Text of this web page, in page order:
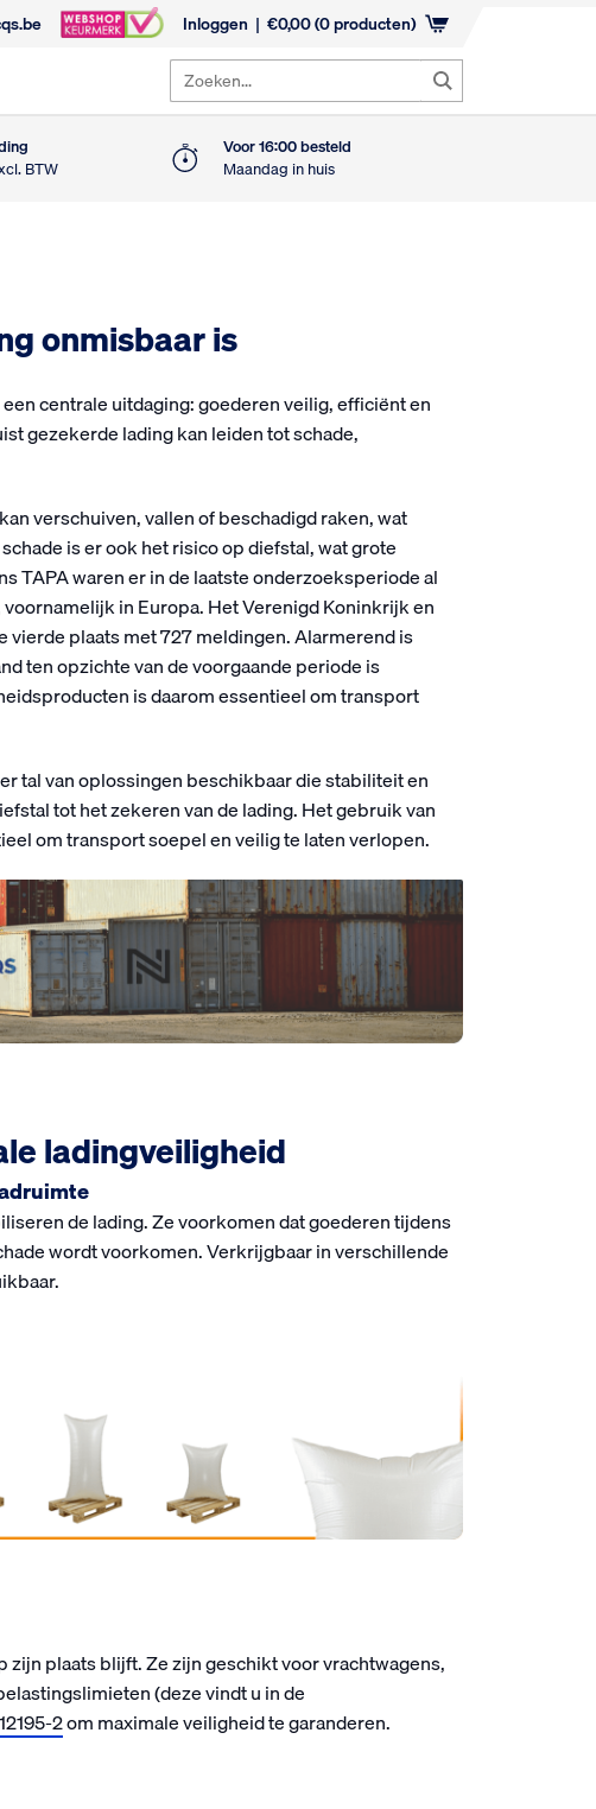
Inloggen €0,00(0 producten)
Zoeken...
BTW
Voor 16:00 besteld
Maandag in huis
onmisbaar is
centrale uitdaging: goederen veilig, efficiënt en
gezekerde lading kan leiden tot schade,
verschuiven, vallen of beschadigd raken, wat
is er ook het risico op diefstal, wat grote
TAPA waren er in de laatste onderzoeksperiode al
in Europa. Het Verenigd Koninkrijk en
vierde plaats met 727 meldingen. Alarmerend is
ten opzichte van de voorgaande periode is
is daarom essentieel om transport
tal van oplossingen beschikbaar die stabiliteit en
tot het zekeren van de lading. Het gebruik van
om transport soepel en veilig te laten verlopen.
ladingveiligheid
de lading. Ze voorkomen dat goederen tijdens
wordt voorkomen. Verkrijgbaar in verschillende
plaats blijft. Ze zijn geschikt voor vrachtwagens,
(deze vindt u in de
2om maximale veiligheid te garanderen.